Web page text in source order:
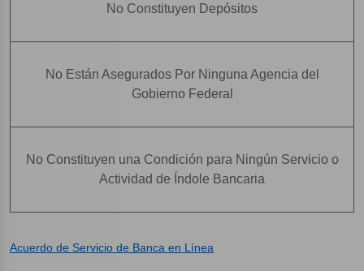
No Constituyen Depósitos
No Están Asegurados Por Ninguna Agencia del
Gobierno Federal
No Constituyen una Condición para Ningún Servicio o
Actividad de Índole Bancaria
Acuerdo de Servicio de Banca en Línea